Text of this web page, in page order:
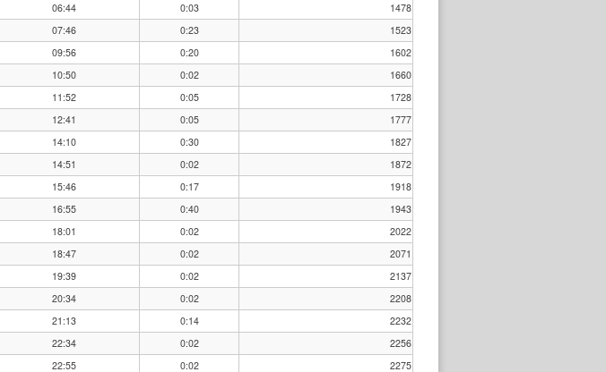
06:44 0:03 1478
07:46 0:23 1523
09:56 0:20 1602
10:50 0:02 1660
11:52 0:05 1728
12:41 0:05 1777
14:10 0:30 1827
14:51 0:02 1872
15:46 0:17 1918
16:55 0:40 1943
18:01 0:02 2022
18:47 0:02 2071
19:39 0:02 2137
20:34 0:02 2208
21:13 0:14 2232
22:34 0:02 2256
22:55 0:02 2275